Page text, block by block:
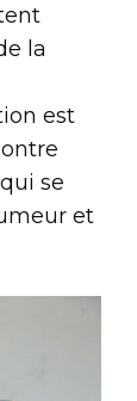
la
est
se
et